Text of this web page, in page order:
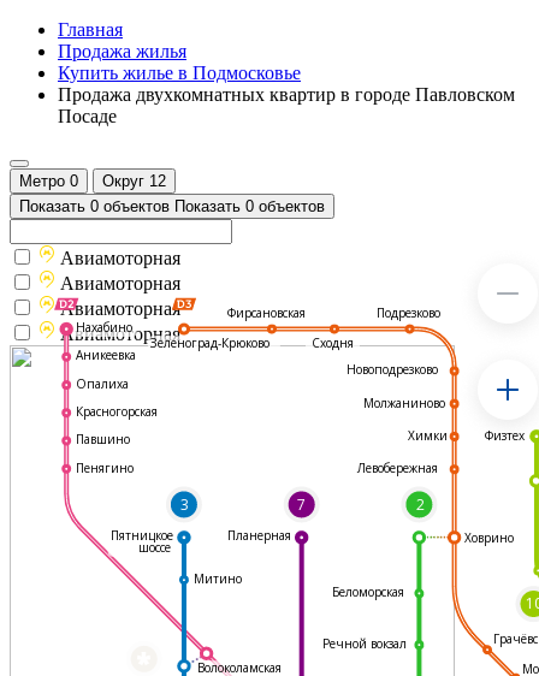
Главная
Продажа жилья
Купить жилье в Подмосковье
Продажа двухкомнатных квартир в городе Павловском
Посаде
Метро 0 Округ 12
Показать 0 объектов Показать 0 объектов
3 7 2
Фирсановская
Сходня
Подрезково
Новоподрезково
Молжаниново
Химки
Левобережная
Ховрино
Волоколамская
Митино
Нахабино
Аникеевка
Опалиха
Красногорская
Павшино
Пенягино
Пятницкое
шоссе
Планерная
Физтех
Речной вокзал
Беломорская
Зеленоград-Крюково
Авиамоторная
Авиамоторная
Авиамоторная
Авиамоторная